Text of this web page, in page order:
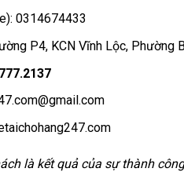
0314674433
P4, KCN Vĩnh Lộc, Phường
là kết quả của sự thành